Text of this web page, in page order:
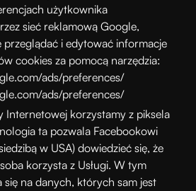
użytkownika
sieć reklamową Google,
przeglądać i edytować informacje
cookies za pomocą narzędzia:
ads/preferences/
ads/preferences/
Internetowej korzystamy z piksela
ta pozwala Facebookowi
w USA) dowiedzieć się, że
korzysta z Usługi. W tym
się na danych, których sam jest